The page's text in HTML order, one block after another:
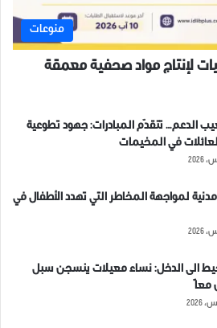
منوعات
لإنتاج مواد صحفية معمقة
الدعم… تتقدّم المبادرات: جهود تطوعية
في المخيمات
مدنية لمواجهة المخاطر التي تهدد الأطفال في
الى الدخل: نساء معيلات ينسجن سبل
معاً